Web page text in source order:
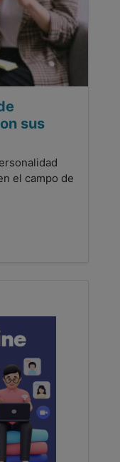
sus
el campo de